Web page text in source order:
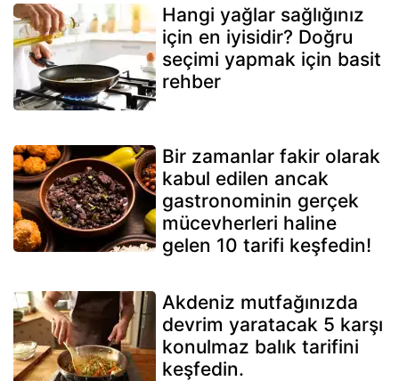
Hangi yağlar sağlığınız
için en iyisidir? Doğru
seçimi yapmak için basit
rehber
Bir zamanlar fakir olarak
kabul edilen ancak
gastronominin gerçek
mücevherleri haline
gelen 10 tarifi keşfedin!
Akdeniz mutfağınızda
devrim yaratacak 5 karşı
konulmaz balık tarifini
keşfedin.